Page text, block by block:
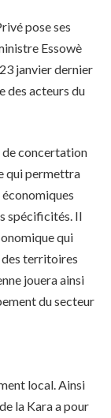
pose ses
Essowè
janvier dernier
des acteurs du
de concertation
qui permettra
spécificités. Il
qui
territoires
jouera ainsi
du secteur
local. Ainsi
la Kara a pour